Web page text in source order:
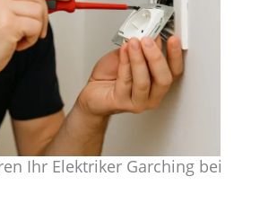
Ihr Elektriker Garching bei